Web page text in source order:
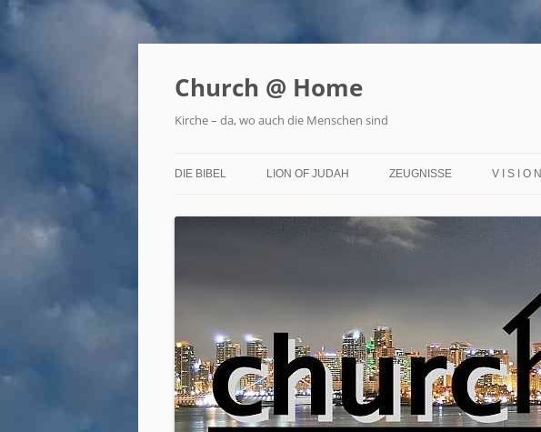
Church @ Home
Kirche – da, wo auch die Menschen sind
DIE BIBEL LION OF JUDAH
LION FOR ISRAEL
GESUNDHEIT UND WELLNESS
JUGENDARBEIT
ZEUGNISSE
GOTTES
V I S I O N